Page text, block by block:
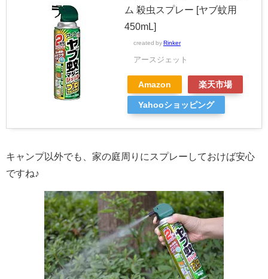
ム 殺虫スプレー [ヤブ蚊用
450mL]
created by Rinker
アースジェット
Amazon 楽天市場
Yahooショッピング
キャンプ以外でも、家の庭周りにスプレーしておけば安心
ですね♪